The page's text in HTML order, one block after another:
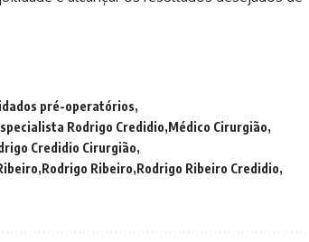
pré-operatórios
Rodrigo Credidio Médico Cirurgião
Credidio Cirurgião
Rodrigo Ribeiro Rodrigo Ribeiro Credidio